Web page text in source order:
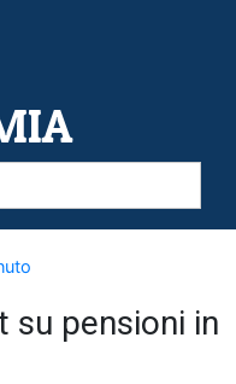
su pensioni in